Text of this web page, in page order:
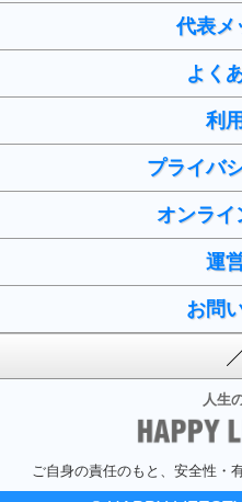
代表メ
よく
利
プライバ
オンライ
運
お問
人生
ご自身の責任のもと、安全性・